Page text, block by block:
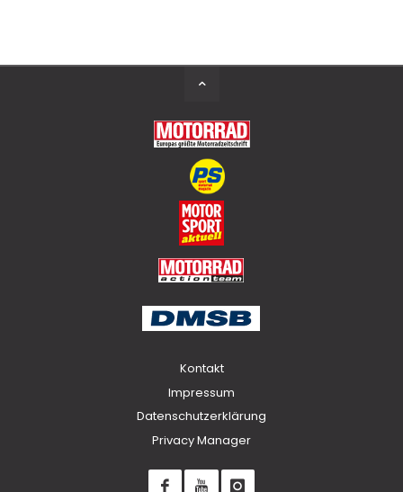
Kontakt
Impressum
Datenschutzerklärung
Privacy Manager
Back